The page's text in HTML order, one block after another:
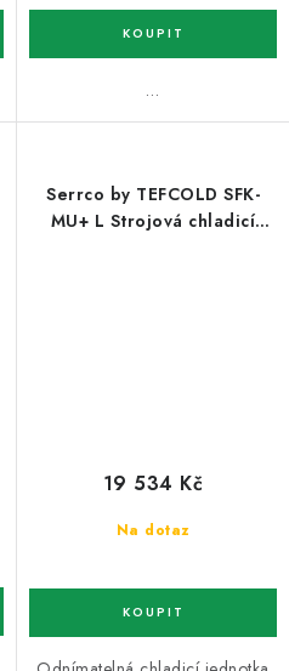
…
Serrco by TEFCOLD SFK-
MU+ L Strojová chladicí
Na dotaz
19 534 Kč